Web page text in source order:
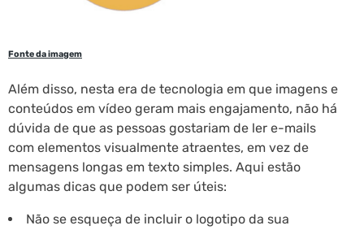
Fonte da imagem
Além disso, nesta era de tecnologia em que imagens e
conteúdos em vídeo geram mais engajamento, não há
dúvida de que as pessoas gostariam de ler e-mails
com elementos visualmente atraentes, em vez de
mensagens longas em texto simples. Aqui estão
algumas dicas que podem ser úteis:
Não se esqueça de incluir o logotipo da sua